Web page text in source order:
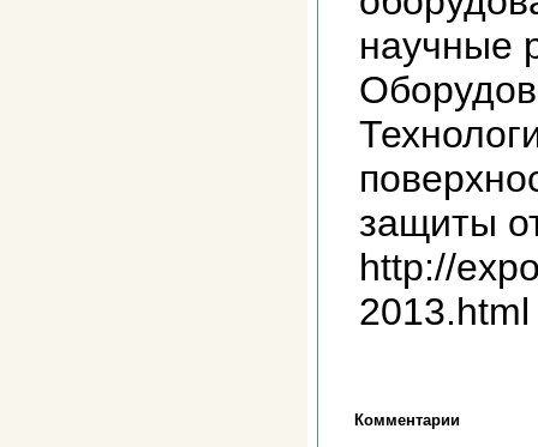
научные
защиты
http://
2013.html
Комментарии